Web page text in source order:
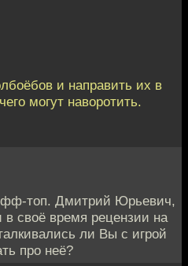
и направить их в
могут наворотить.
топ. Дмитрий Юрьевич,
в своё время рецензии на
ли Вы с игрой
про неё?